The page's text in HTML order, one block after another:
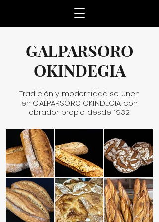
GALPARSORO
OKINDEGIA
Tradición y modernidad se unen
en GALPARSORO OKINDEGIA con
obrador propio desde 1932.